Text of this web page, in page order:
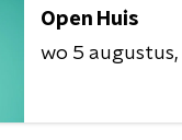
Open Huis
wo 5 augustus